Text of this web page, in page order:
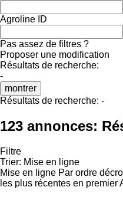
Agroline ID
Pas assez de filtres ?
Proposer une modification
Résultats de recherche:
-
montrer
Résultats de recherche: -
123 annonces:
Filtre
Trier: Mise en ligne
Mise en ligne Par ordre
les plus récentes en premier